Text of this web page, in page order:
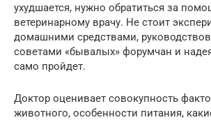
ухудшается, нужно обратиться за
ветеринарному врачу. Не стоит
домашними средствами,
советами «бывалых» форумчан и
само пройдет.
Доктор оценивает совокупность
животного, особенности питания,